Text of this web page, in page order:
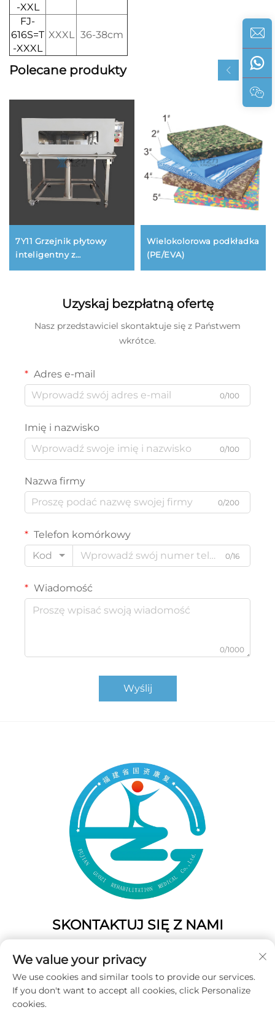
-XXL
FJ-
616S=T
-XXXL
XXXL 36-38cm
Polecane produkty
7Y11 Grzejnik płytowy
inteligentny z
Wielokolorowa podkładka
(PE/EVA)
Uzyskaj bezpłatną ofertę
Nasz przedstawiciel skontaktuje się z Państwem
wkrótce.
Adres e-mail
0/100
Imię i nazwisko
0/100
Nazwa firmy
0/200
Telefon komórkowy
Kod
0/16
Wiadomość
0/1000
Wyślij
SKONTAKTUJ SIĘ Z NAMI
Chiny
Tel.:+86-19859128239
E-mail:
We value your privacy
We use cookies and similar tools to provide our services.
If you don't want to accept all cookies, click Personalize
cookies.